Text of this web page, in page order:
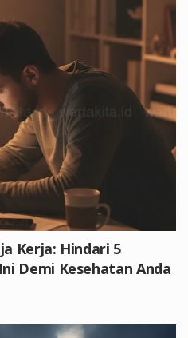
Kerja: Hindari 5
Demi Kesehatan Anda